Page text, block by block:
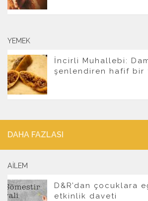
YEMEK
İncirli Muhallebi:
şenlendiren hafif bir
DAHA FAZLASI
AILEM
D&R’dan çocuklara
etkinlik daveti